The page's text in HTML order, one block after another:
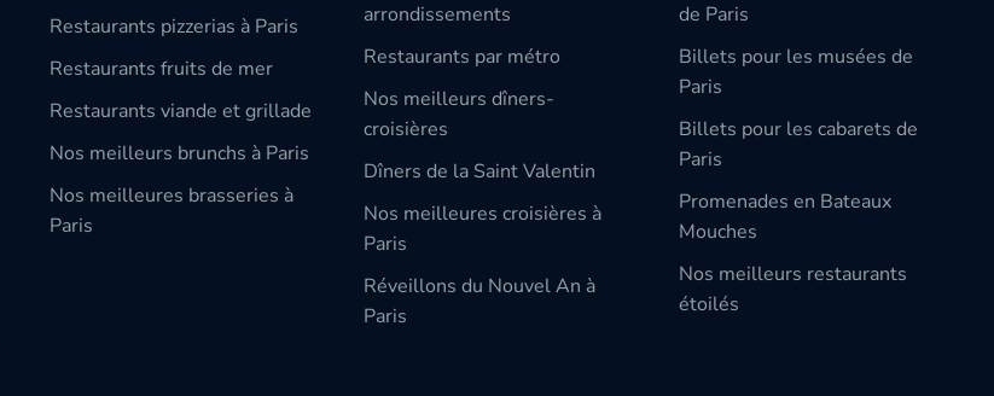
Restaurants pizzerias à Paris
Restaurants fruits de mer
Restaurants viande et grillade
Nos meilleurs brunchs à Paris
Nos meilleures brasseries à
Paris
arrondissements
Restaurants par métro
Nos meilleurs dîners-
croisières
Dîners de la Saint Valentin
Nos meilleures croisières à
Paris
Réveillons du Nouvel An à
Paris
de Paris
Billets pour les musées de
Paris
Billets pour les cabarets de
Paris
Promenades en Bateaux
Mouches
Nos meilleurs restaurants
étoilés